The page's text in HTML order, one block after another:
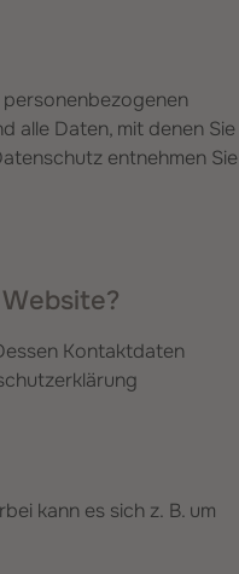
alle Daten, mit denen Sie
entnehmen Sie
Kontaktdaten
kann es sich z. B. um